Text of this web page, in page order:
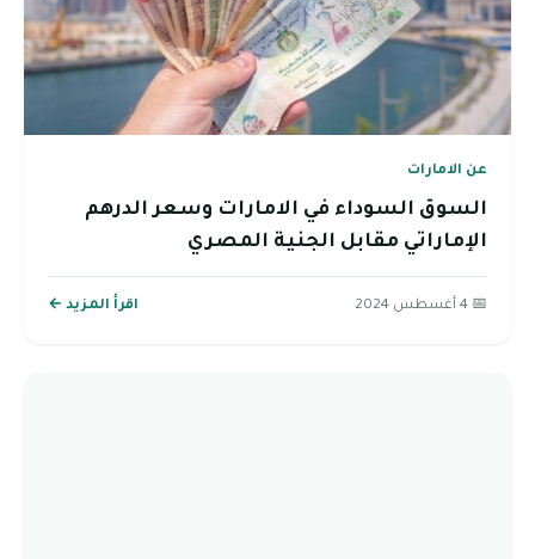
عن الامارات
السوق السوداء في الامارات وسعر الدرهم
الإماراتي مقابل الجنية المصري
📅 4 أغسطس 2024 اقرأ المزيد ←